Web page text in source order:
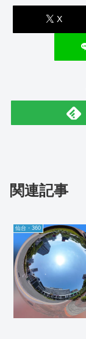
X
関連記事
仙台・360